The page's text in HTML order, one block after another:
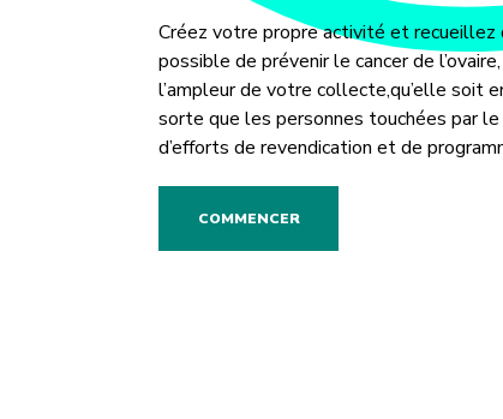
Créez votre propre activité et recueillez
possible de prévenir le cancer de
l’ampleur de votre collecte,qu’elle soit
sorte que les personnes touchées par
d’efforts de revendication et de
COMMENCER